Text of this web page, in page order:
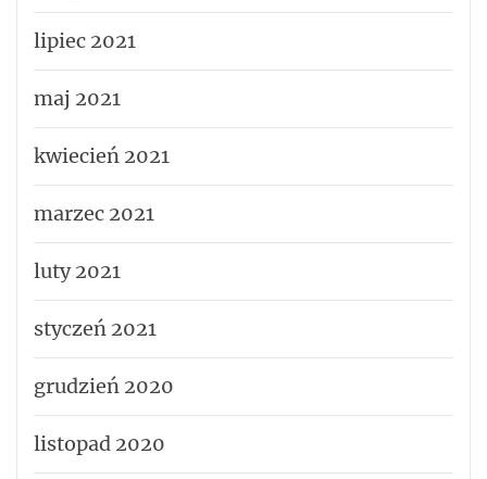
lipiec 2021
maj 2021
kwiecień 2021
marzec 2021
luty 2021
styczeń 2021
grudzień 2020
listopad 2020